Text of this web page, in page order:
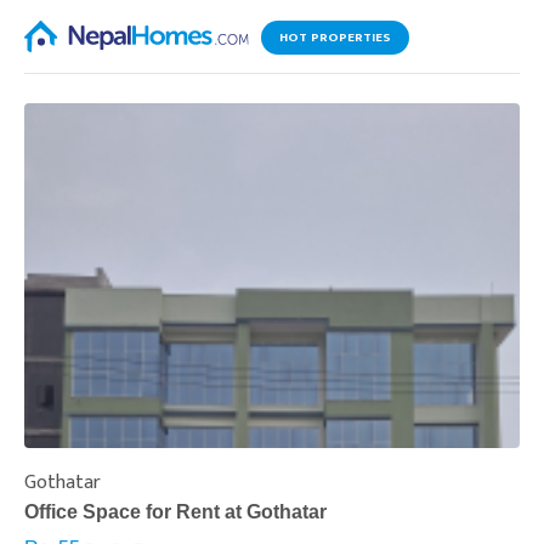
HOT PROPERTIES
Gothatar
Office Space for Rent at Gothatar